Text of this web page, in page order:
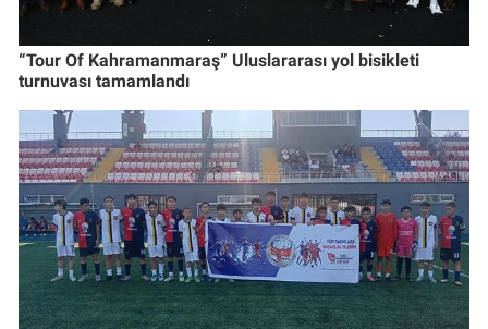
“Tour Of Kahramanmaraş” Uluslararası yol bisikleti
turnuvası tamamlandı